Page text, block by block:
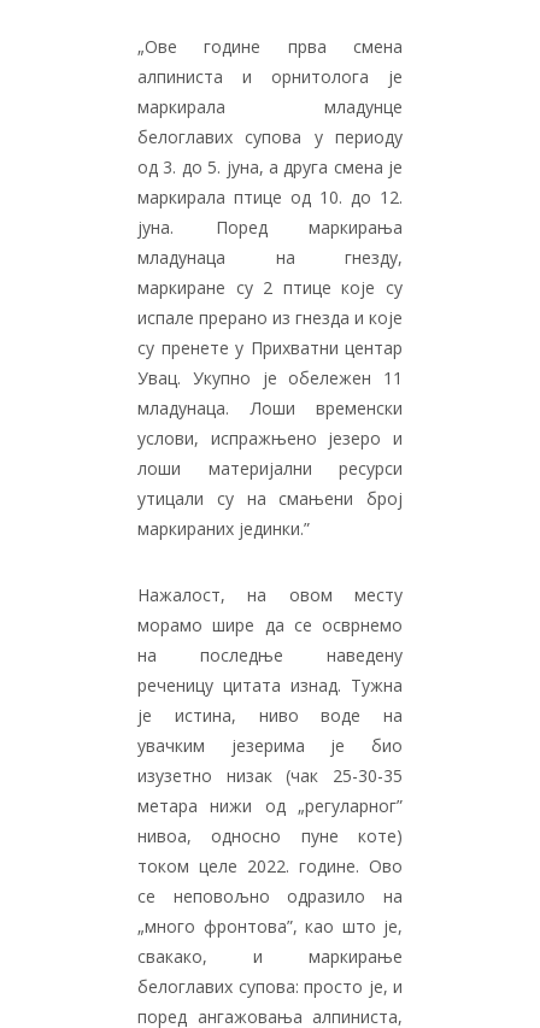
„Ове године прва смена
алпиниста и орнитолога је
маркирала младунце
белоглавих супова у периоду
од 3. до 5. јуна, а друга смена је
маркирала птице од 10. до 12.
јуна. Поред маркирања
младунаца на гнезду,
маркиране су 2 птице које су
испале прерано из гнезда и које
су пренете у Прихватни центар
Увац. Укупно је обележен 11
младунаца. Лоши временски
услови, испражњено језеро и
лоши материјални ресурси
утицали су на смањени број
маркираних јединки.”
Нажалост, на овом месту
морамо шире да се осврнемо
на последње наведену
реченицу цитата изнад. Тужна
је истина, ниво воде на
увачким језерима је био
изузетно низак (чак 25-30-35
метара нижи од „регуларног”
нивоа, односно пуне коте)
током целе 2022. године. Ово
се неповољно одразило на
„много фронтова”, као што је,
свакако, и маркирање
белоглавих супова: просто је, и
поред ангажовања алпиниста,